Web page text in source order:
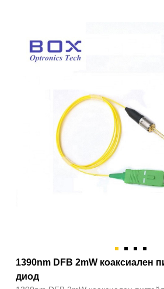
1390nm DFB 2mW коаксиален
диод